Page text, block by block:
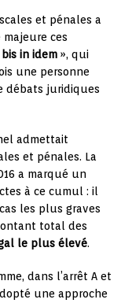
et pénales a
ces
in idem », qui
une personne
débats juridiques
admettait
et pénales. La
a marqué un
à ce cumul : il
les plus graves
total des
le plus élevé.
dans l’arrêt A et
une approche